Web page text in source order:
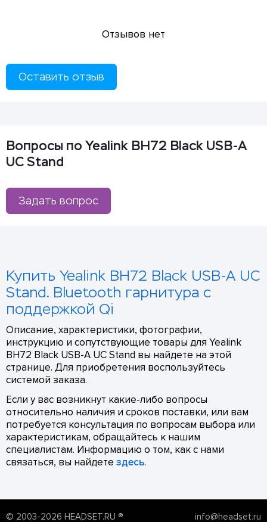
Отзывов нет
Оставить отзыв
Вопросы по Yealink BH72 Black USB-A
UC Stand
Задать вопрос
Купить Yealink BH72 Black USB-A UC
Stand. Bluetooth гарнитура с
поддержкой Qi
Описание, характеристики, фотографии,
инструкцию и сопутствующие товары для Yealink
BH72 Black USB-A UC Stand вы найдете на этой
странице. Для приобретения воспользуйтесь
системой заказа.
Если у вас возникнут какие-либо вопросы
относительно наличия и сроков поставки, или вам
потребуется консультация по вопросам выбора или
характеристикам, обращайтесь к нашим
специалистам. Информацию о том, как с нами
связаться, вы найдете здесь.
© 2003-2026 HEADSET.RU ® info@headset.ru